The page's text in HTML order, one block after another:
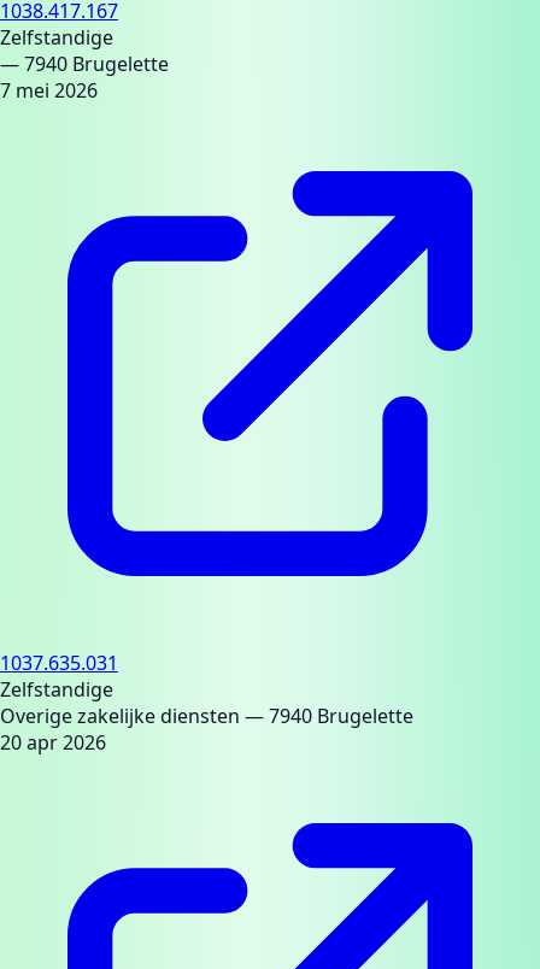
1038.417.167
Zelfstandige
— 7940 Brugelette
7 mei 2026
1037.635.031
Zelfstandige
Overige zakelijke diensten — 7940 Brugelette
20 apr 2026